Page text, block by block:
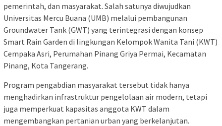
pemerintah, dan masyarakat. Salah satunya diwujudkan
Universitas Mercu Buana (UMB) melalui pembangunan
Groundwater Tank (GWT) yang terintegrasi dengan konsep
Smart Rain Garden di lingkungan Kelompok Wanita Tani (KWT)
Cempaka Asri, Perumahan Pinang Griya Permai, Kecamatan
Pinang, Kota Tangerang.
Program pengabdian masyarakat tersebut tidak hanya
menghadirkan infrastruktur pengelolaan air modern, tetapi
juga memperkuat kapasitas anggota KWT dalam
mengembangkan pertanian urban yang berkelanjutan.